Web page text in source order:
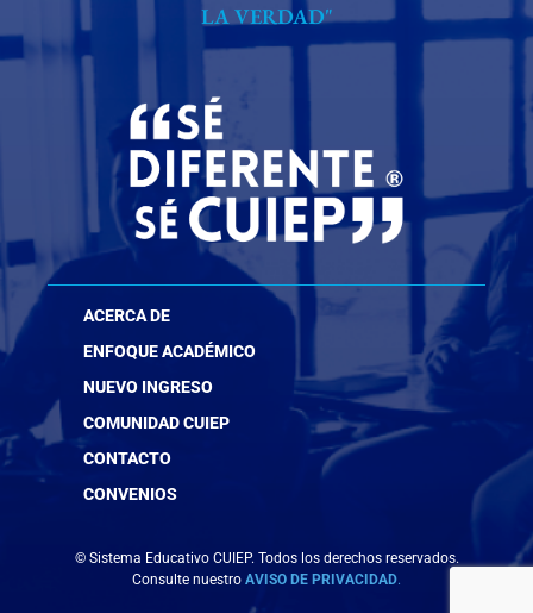
LA VERDAD"
ACERCA DE
ENFOQUE ACADÉMICO
NUEVO INGRESO
COMUNIDAD CUIEP
CONTACTO
CONVENIOS
© Sistema Educativo CUIEP. Todos los derechos reservados.
Consulte nuestro AVISO DE PRIVACIDAD.